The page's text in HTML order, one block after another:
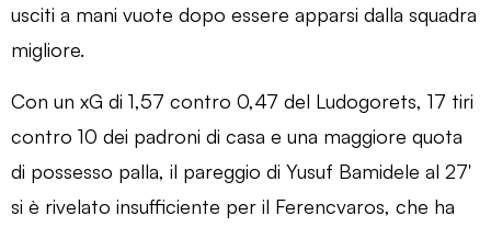
usciti a mani vuote dopo essere apparsi dalla squadra
migliore.
Con un xG di 1,57 contro 0,47 del Ludogorets, 17 tiri
contro 10 dei padroni di casa e una maggiore quota
di possesso palla, il pareggio di Yusuf Bamidele al 27′
si è rivelato insufficiente per il Ferencvaros, che ha